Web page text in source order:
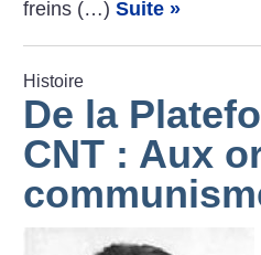
freins (…)Suite »
Histoire
De la
CNT : Aux